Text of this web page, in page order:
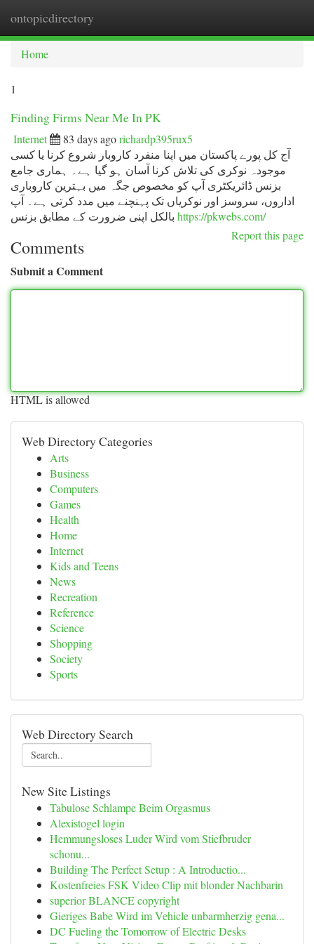
ontopicdirectory
Home
1
Finding Firms Near Me In PK
Internet 83 days agorichardp395rux5
آج کل پورے پاکستان میں اپنا منفرد کاروبار شروع کرنا یا کسی
موجودہ نوکری کی تلاش کرنا آسان ہو گیا ہے۔ ہماری جامع
بزنس ڈائریکٹری آپ کو مخصوص جگہ میں بہترین کاروباری
اداروں، سروسز اور نوکریاں تک پہنچنے میں مدد کرتی ہے۔ آپ
https://pkwebs.com/
Report this page
Comments
Submit a Comment
HTML is allowed
Web Directory Categories
Arts
Business
Computers
Games
Health
Home
Internet
Kids and Teens
News
Recreation
Reference
Science
Shopping
Society
Sports
Web Directory Search
New Site Listings
Tabulose Schlampe Beim Orgasmus
Alexistogel login
Hemmungsloses Luder Wird vom Stiefbruder
schonu...
Building The Perfect Setup : A Introductio...
Kostenfreies FSK Video Clip mit blonder Nachbarin
superior BLANCE copyright
Gieriges Babe Wird im Vehicle unbarmherzig gena...
DC Fueling the Tomorrow of Electric Desks